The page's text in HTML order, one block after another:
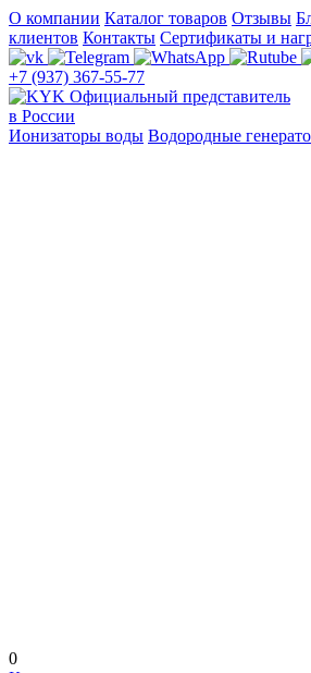
О компании Каталог товаров Отзывы
клиентов Контакты Сертификаты и
+7 (937) 367-55-77
Официальный представитель
в России
Ионизаторы воды Водородные
0